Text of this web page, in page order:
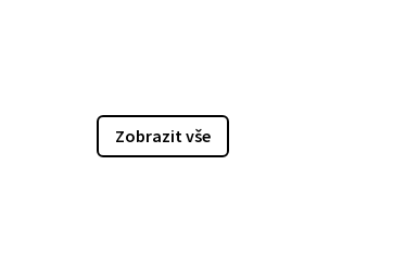
Zobrazit vše